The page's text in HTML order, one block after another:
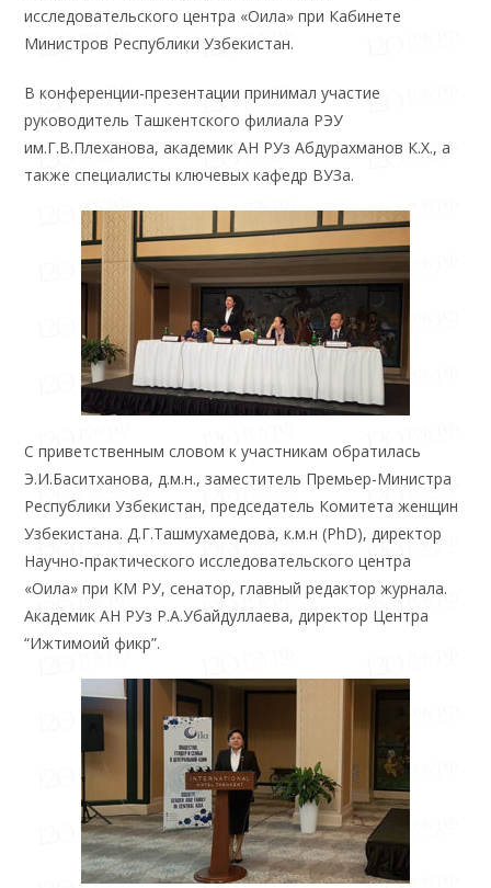
исследовательского центра «Оила» при Кабинете
Министров Республики Узбекистан.
В конференции-презентации принимал участие
руководитель Ташкентского филиала РЭУ
им.Г.В.Плеханова, академик АН РУз Абдурахманов К.Х., а
также специалисты ключевых кафедр ВУЗа.
С приветственным словом к участникам обратилась
Э.И.Баситханова, д.м.н., заместитель Премьер-Министра
Республики Узбекистан, председатель Комитета женщин
Узбекистана. Д.Г.Ташмухамедова, к.м.н (PhD), директор
Научно-практического исследовательского центра
«Оила» при КМ РУ, сенатор, главный редактор журнала.
Академик АН РУз Р.А.Убайдуллаева, директор Центра
“Ижтимоий фикр”.